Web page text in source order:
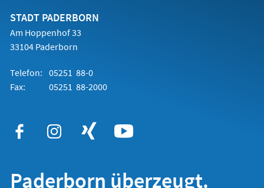
STADT PADERBORN
Am Hoppenhof 33
33104 Paderborn
Telefon: 05251 88-0
Fax:
05251 88-2000
Paderborn überzeugt.